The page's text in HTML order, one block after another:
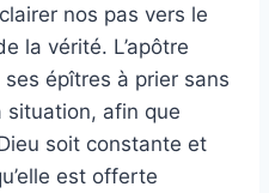
nos pas vers le
la vérité. L’apôtre
épîtres à prier sans
situation, afin que
soit constante et
est offerte